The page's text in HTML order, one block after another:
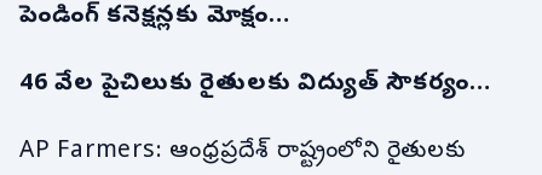
పెండింగ్ కనెక్షన్లకు మోక్షం…
46 వేల పైచిలుకు రైతులకు విద్యుత్ సౌకర్యం…
AP Farmers: ఆంధ్రప్రదేశ్ రాష్ట్రంలోని రైతులకు